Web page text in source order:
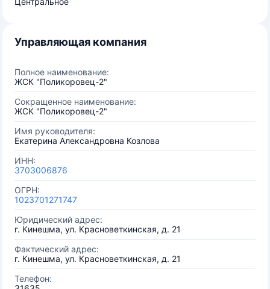
Управляющая компания
Полное наименование:
ЖСК "Поликоровец-2"
Сокращенное наименование:
ЖСК "Поликоровец-2"
Имя руководителя:
Екатерина Александровна Козлова
ИНН:
3703006876
ОГРН:
1023701271747
Юридический адрес:
г. Кинешма, ул. Красноветкинская, д. 21
Фактический адрес:
г. Кинешма, ул. Красноветкинская, д. 21
Телефон: